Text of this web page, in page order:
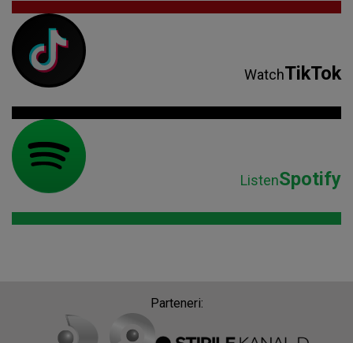
WatchTikTok
ListenSpotify
Parteneri: